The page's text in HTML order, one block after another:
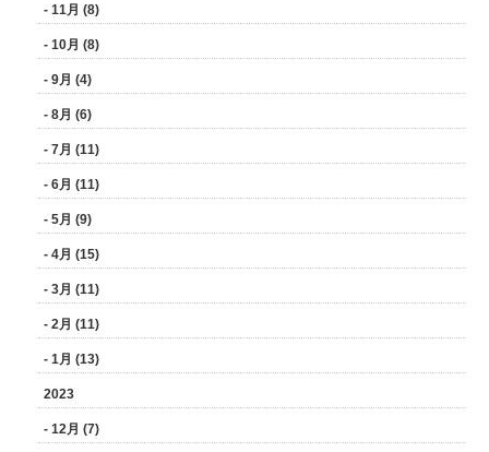
- 11月 (8)
- 10月 (8)
- 9月 (4)
- 8月 (6)
- 7月 (11)
- 6月 (11)
- 5月 (9)
- 4月 (15)
- 3月 (11)
- 2月 (11)
- 1月 (13)
2023
- 12月 (7)